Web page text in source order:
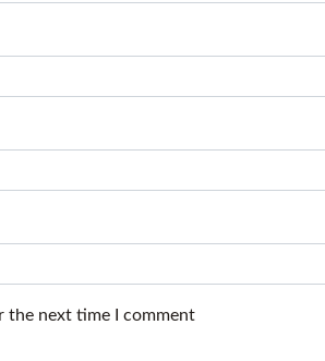
the next time I comment